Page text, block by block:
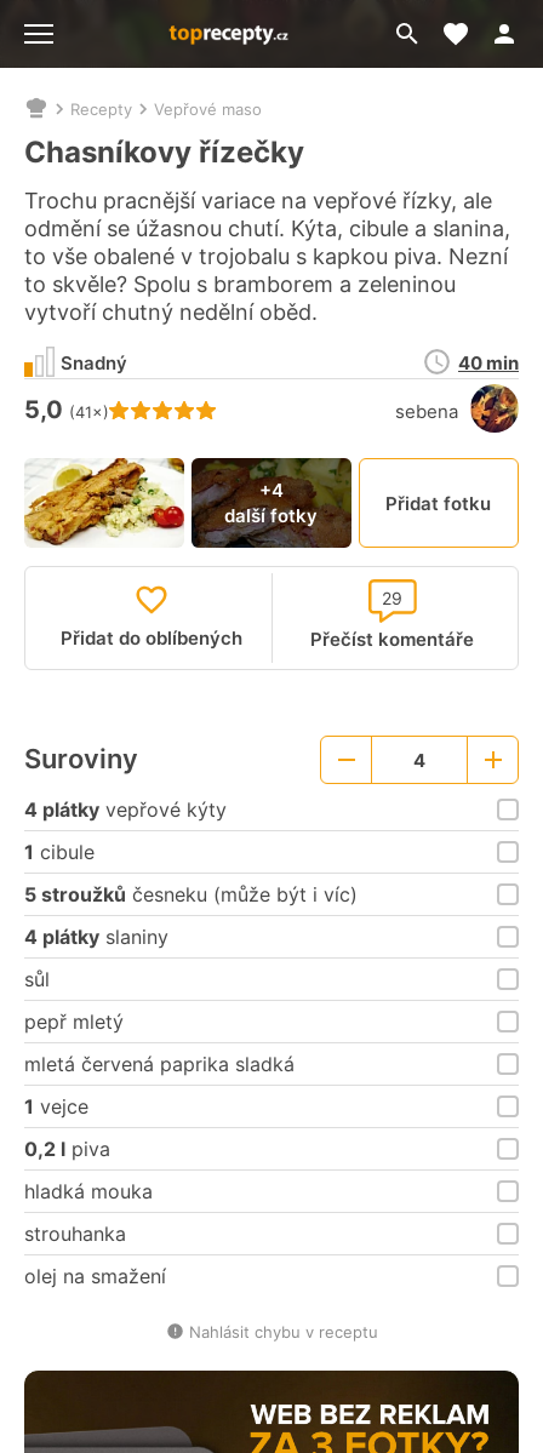
Přejít
na
Moje
Nacházíte
se
zde:
Recepty Vepřové maso
Chasníkovy řízečky
Trochu pracnější variace na vepřové řízky, ale
odmění se úžasnou chutí. Kýta, cibule a slanina,
to vše obalené v trojobalu s kapkou piva. Nezní
to skvěle? Spolu s bramborem a zeleninou
vytvoří chutný nedělní oběd.
Hodnocení receptu je
5,0 (41×) sebena
Snadný
Doba
přípravy
40 min
+4
další fotky
Přidat fotku
Přidat do oblíbených Přečíst komentáře
29
Suroviny 4
Větší
porce
4 plátky vepřové kýty
1 cibule
5 stroužků česneku (může být i víc)
4 plátky slaniny
sůl
pepř mletý
mletá červená paprika sladká
1 vejce
0,2 l piva
hladká mouka
strouhanka
olej na smažení
Nahlásit chybu v receptu